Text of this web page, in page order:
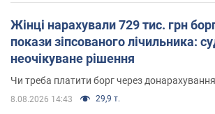
Жінці нарахували 729 тис. грн
покази зіпсованого лічильника:
неочікуване рішення
Чи треба платити борг через донарахування
8.08.2026 14:43 29,9 т.